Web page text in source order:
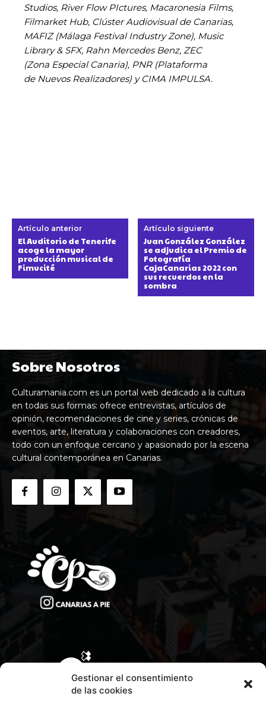
Gestionar el consentimiento
de las cookies
Studios, River Flow PIctures, Macaronesia Films,
Filmarket Hub, Clúster Audiovisual de Canarias,
MAFIZ (Málaga Festival Industry Zone), Music
Library & SFX, Rahn Mercedes Benz, ZEC
(Zona Especial Canaria), PNR (Plataforma
de Nuevos Realizadores) y CIMA IMPULSA.
Artículo anterior
El Auditorio de Tenerife
acoge la mayor
producción musical de
Fimucité
Artículo siguiente
Juan González González
se adjudica el Premio de
Fotografía
CajaCanarias 2022 con
sus recuerdos en la
sombra
Sobre Nosotros
Culturamania.com es un portal web dedicado a la cultura
en todas sus formas: ofrece entrevistas, artículos de
opinión, recomendaciones de cine y series, crónicas de
eventos, arte, literatura y colaboraciones con creadores,
todo con un enfoque cercano y apasionado por la escena
cultural contemporánea en Canarias.